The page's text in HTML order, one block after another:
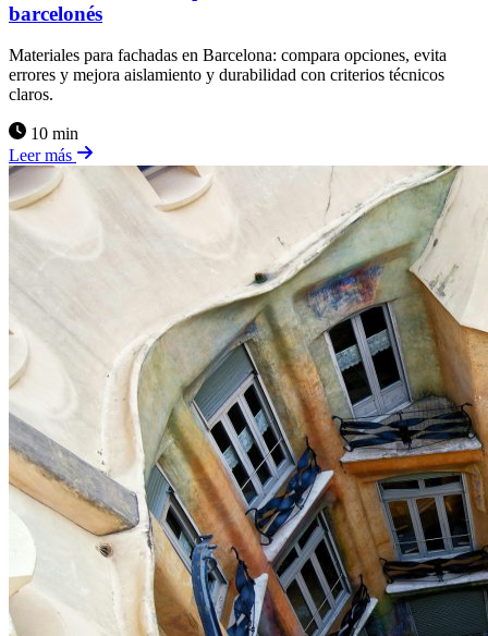
barcelonés
Materiales para fachadas en Barcelona: compara opciones, evita
errores y mejora aislamiento y durabilidad con criterios técnicos
claros.
10 min
Leer más